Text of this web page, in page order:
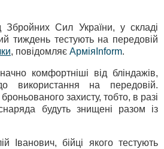
Збройних Сил України, у складі
тиждень тестують на передовій
, повідомляє АрміяInform.
комфортніші від бліндажів,
використання на передовій.
захисту, тобто, в разі
будуть знищені разом із
Іванович, бійці якого тестують